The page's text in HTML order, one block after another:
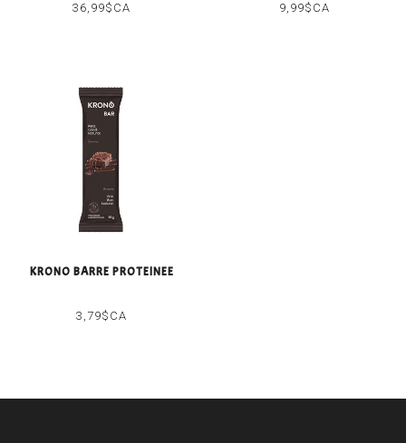
36,99$CA 9,99$CA
KRONO BARRE PROTEINEE
3,79$CA